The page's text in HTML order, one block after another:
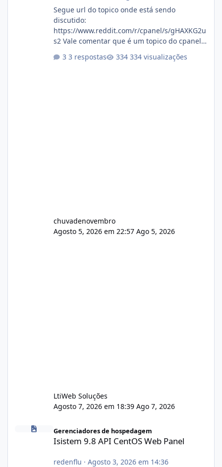
Segue url do topico onde está sendo
discutido:
https://www.reddit.com/r/cpanel/s/gHAXKG2u
s2 Vale comentar que é um topico do cpanel...
3 respostas 334 visualizações
chuvadenovembro
Agosto 5, 2026 em 22:57 Ago 5, 2026
LtiWeb Soluções
Agosto 7, 2026 em 18:39 Ago 7, 2026
Gerenciadores de hospedagem
Isistem 9.8 API CentOS Web Panel
redenflu · Agosto 3, 2026 em 14:36